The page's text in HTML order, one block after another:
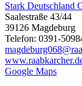
Stark Deutschland
Saalestraße 43/44
39126 Magdeburg
Telefon: 0391-
Google Maps